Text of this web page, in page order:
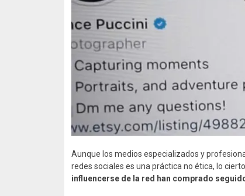
Aunque los medios especializados y
redes sociales es una práctica no ética, lo
influencerse de la red han comprado